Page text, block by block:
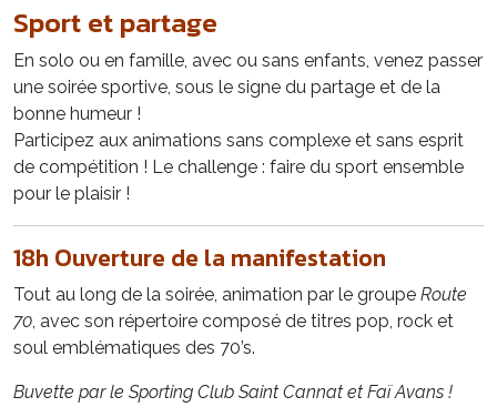
Sport et partage
En solo ou en famille, avec ou sans enfants, venez passer
une soirée sportive, sous le signe du partage et de la
bonne humeur !
Participez aux animations sans complexe et sans esprit
de compétition ! Le challenge : faire du sport ensemble
pour le plaisir !
18h Ouverture de la manifestation
Tout au long de la soirée, animation par le groupe Route
70, avec son répertoire composé de titres pop, rock et
soul emblématiques des 70’s.
Buvette par le Sporting Club Saint Cannat et Faï Avans !